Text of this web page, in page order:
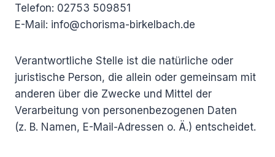
Telefon: 02753 509851
E-Mail: info@chorisma-birkelbach.de
Verantwortliche Stelle ist die natürliche oder
juristische Person, die allein oder gemeinsam mit
anderen über die Zwecke und Mittel der
Verarbeitung von personenbezogenen Daten
(z. B. Namen, E-Mail-Adressen o. Ä.) entscheidet.